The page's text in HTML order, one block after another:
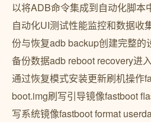
以将ADB命令集成到自动化脚本
自动化UI测试性能监控和数据收
份与恢复adb backup创建完整的
备份数据adb reboot recovery进
通过恢复模式安装更新刷机操作
boot.img刷写引导镜像fastboot
写系统镜像fastboot format